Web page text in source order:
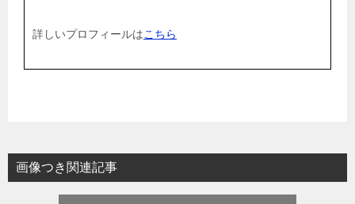
詳しいプロフィールはこちら
画像つき関連記事